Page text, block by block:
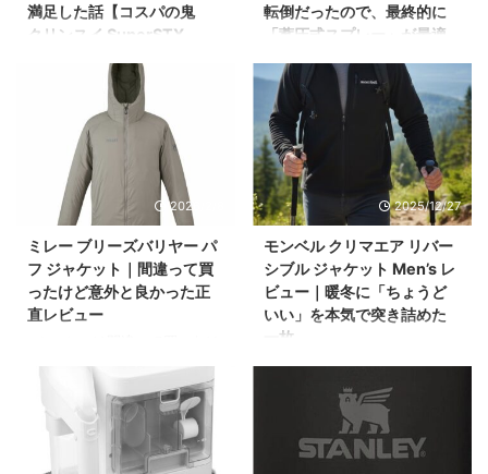
満足した話【コスパの鬼
クリンスイ SuperSTX
浄水器をつけたい―― ただそ
れだけの、人生の満足度が1％
上がるかどうかの小さな願望
だった。 別に俺は健康オタク
でもないし、 「水は絶対に浄
水じゃないと無理！」みたい
な強いこだわりもない。 た
だ、毎日飲む水がちょっと良
くなれば嬉しいよな、 その程
度の軽い気持ちだった。 で
も、この“たったそれだけ”の願
望が、 後にあれほどの迷走を
の“特殊形状”で浄水器が付かな
い リンク 最初に買ったのは ゴ
クリア。 蛇口にアダプタを付
けて使う、よくあるタイプの
浄水器だ。 ...
転倒だったので、最終的に
「蓄圧式スプレー」が最適
風呂場の汚れは人生のストレ
ス値を確実に上げてくる 風呂
場が汚いと、なんかもう全て
のやる気が削がれる。 カビ、
ぬめり、排水口の黒いアレ。
視界に入るだけでテンション
が3割下がるし、 「今日もこれ
を掃除するのか…」という気持
ちが胸にのしかかる。 しかも
風呂掃除って、やる前の“気合
いチャージ”が一番しんどい。
腰を曲げてスポンジでこすり
続けるあの姿勢、 あれはもう
りたいだけの一般市民だ。 写
真①：汚れた浴槽のBefore写
真 （読者の共感を一気に掴
む） そ ...
2026/2/8
ミレー ブリーズバリヤー パ
フ ジャケット｜間違って買
ったけど意外と良かった正
直レビュー
ど、結果的に手放さなかった
話 最初に言っておく。これは
狙って買ったジャケットでは
ない。 本来は、春先の肌寒い
時期に羽織れる「ブリーズバ
リヤー トイ II ジャケット」を
2025/12/27
モンベル クリマエア リバー
シブル ジャケット Men’s レ
ビュー｜暖冬に「ちょうど
いい」を本気で突き詰めた
一枚
今年の冬、正直おかしい。 12
月に入っても日中は 10〜
16℃。 ダウンを着ると暑い。
しかも通気性が低く、少し歩
いただけで蒸れて汗をかく。